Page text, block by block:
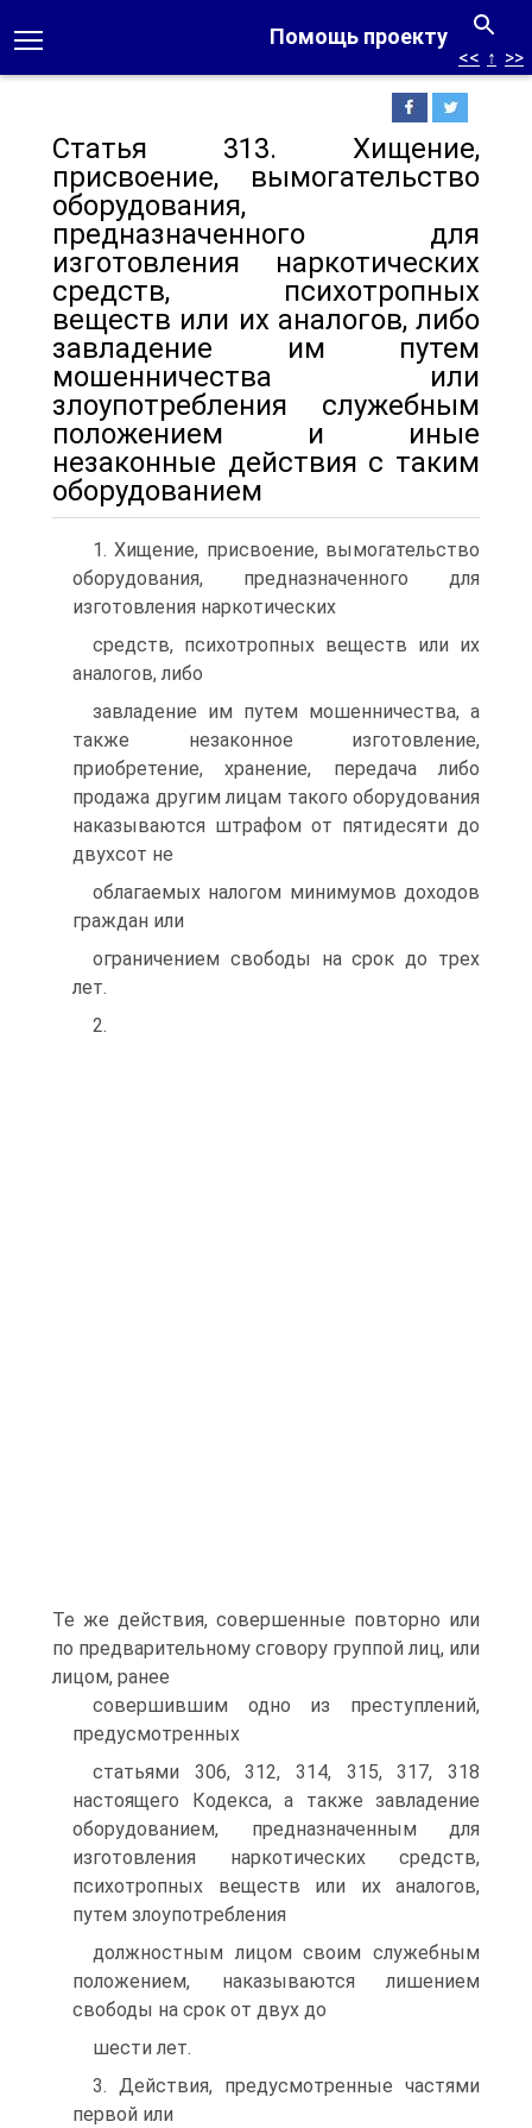
Помощь проекту
<< ↑ >>
Статья 313. Хищение,
присвоение, вымогательство
оборудования,
предназначенного для
изготовления наркотических
средств, психотропных
веществ или их аналогов, либо
завладение им путем
мошенничества или
злоупотребления служебным
положением и иные
незаконные действия с таким
оборудованием
1. Хищение, присвоение, вымогательство
оборудования, предназначенного для
изготовления наркотических
средств, психотропных веществ или их
аналогов, либо
завладение им путем мошенничества, а
также незаконное изготовление,
приобретение, хранение, передача либо
продажа другим лицам такого оборудования
наказываются штрафом от пятидесяти до
двухсот не
облагаемых налогом минимумов доходов
граждан или
ограничением свободы на срок до трех
лет.
2.
Те же действия, совершенные повторно или
по предварительному сговору группой лиц, или
лицом, ранее
совершившим одно из преступлений,
предусмотренных
статьями 306, 312, 314, 315, 317, 318
настоящего Кодекса, а также завладение
оборудованием, предназначенным для
изготовления наркотических средств,
психотропных веществ или их аналогов,
путем злоупотребления
должностным лицом своим служебным
положением, наказываются лишением
свободы на срок от двух до
шести лет.
3. Действия, предусмотренные частями
первой или